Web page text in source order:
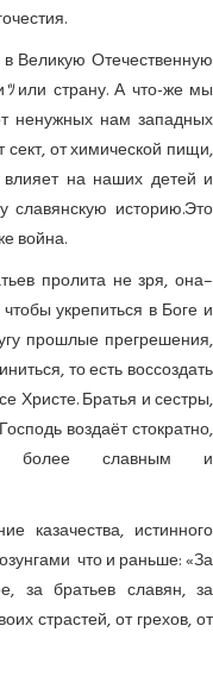
Великую Отечественную
страну. А что-же мы
ненужных нам западных
сект, от химической пищи,
влияет на наших детей и
славянскую историю.Это
война.
пролита не зря, она–
укрепиться в Боге и
прошлые прегрешения,
то есть воссоздать
Христе. Братья и сестры,
воздаёт стократно,
более славным и
казачества, истинного
что и раньше: «За
за братьев славян, за
страстей, от грехов, от